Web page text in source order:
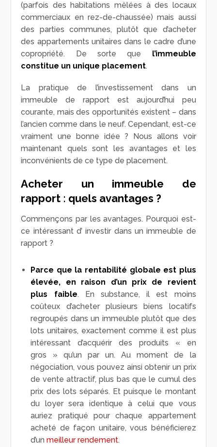
(parfois des habitations mêlées à des locaux
commerciaux en rez-de-chaussée) mais aussi
des parties communes, plutôt que d’acheter
des appartements unitaires dans le cadre d’une
copropriété. De sorte que l’immeuble
constitue un unique placement.
La pratique de l’investissement dans un
immeuble de rapport est aujourd’hui peu
courante, mais des opportunités existent – dans
l’ancien comme dans le neuf. Cependant, est-ce
vraiment une bonne idée ? Nous allons voir
maintenant quels sont les avantages et les
inconvénients de ce type de placement.
Acheter un immeuble de
rapport : quels avantages ?
Commençons par les avantages. Pourquoi est-
ce intéressant d’ investir dans un immeuble de
rapport ?
Parce que la rentabilité globale est plus
élevée, en raison d’un prix de revient
plus faible. En substance, il est moins
coûteux d’acheter plusieurs biens locatifs
regroupés dans un immeuble plutôt que des
lots unitaires, exactement comme il est plus
intéressant d’acquérir des produits « en
gros » qu’un par un. Au moment de la
négociation, vous pouvez ainsi obtenir un prix
de vente attractif, plus bas que le cumul des
prix des lots séparés. Et puisque le montant
du loyer sera identique à celui que vous
auriez pratiqué pour chaque appartement
acheté de façon unitaire, vous bénéficierez
d’unmeilleur rendement.